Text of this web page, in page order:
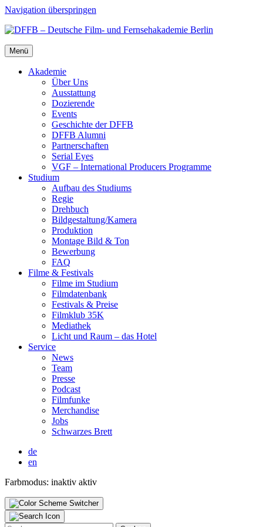
Navigation überspringen
Menü
Aka­de­mie
Über Uns
Aus­stat­tung
Dozie­ren­de
Events
Geschich­te der DFFB
DFFB Alum­ni
Part­ner­schaf­ten
Seri­al Eyes
VGF – Inter­na­tio­nal Pro­du­cers Pro­gram­me
Stu­di­um
Auf­bau des Stu­di­ums
Regie
Dreh­buch
Bildgestaltung/​​Kamera
Pro­duk­ti­on
Mon­ta­ge Bild & Ton
Bewer­bung
FAQ
Fil­me & Fes­ti­vals
Fil­me im Stu­di­um
Film­da­ten­bank
Fes­ti­vals & Prei­se
Film­klub 35K
Media­thek
Licht und Raum – das Hotel
Ser­vice
News
Team
Pres­se
Pod­cast
Film­fun­ke
Mer­chan­di­se
Jobs
Schwar­zes Brett
de
en
Farbmodus: inaktiv aktiv